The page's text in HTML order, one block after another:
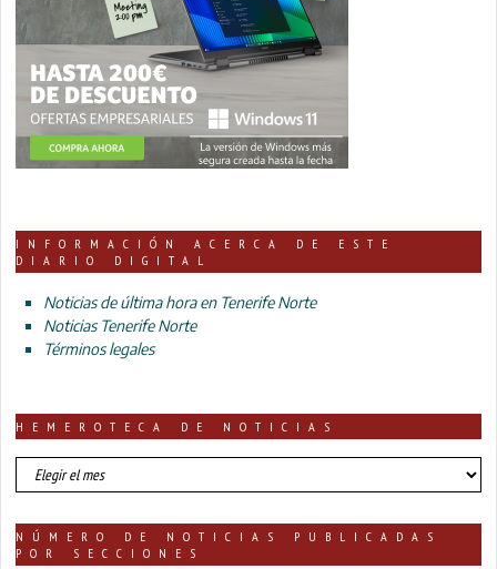
INFORMACIÓN ACERCA DE ESTE
DIARIO DIGITAL
Noticias de última hora en Tenerife Norte
Noticias Tenerife Norte
Términos legales
HEMEROTECA DE NOTICIAS
HEMEROTECA
DE
NÚMERO DE NOTICIAS PUBLICADAS
POR SECCIONES